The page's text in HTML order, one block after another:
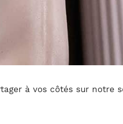
à vos côtés sur notre